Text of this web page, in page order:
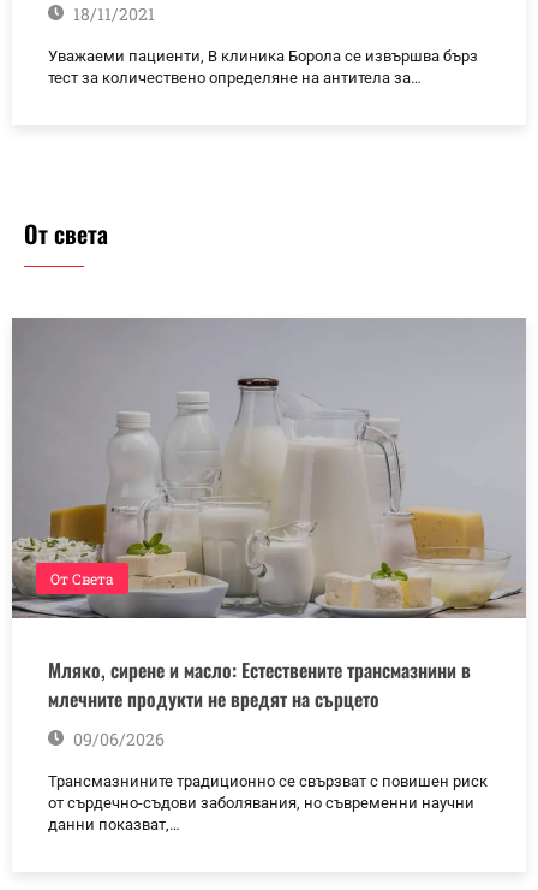
18/11/2021
Уважаеми пациенти, В клиника Борола се извършва бърз
тест за количествено определяне на антитела за…
От света
От Света
Мляко, сирене и масло: Естествените трансмазнини в
млечните продукти не вредят на сърцето
09/06/2026
Трансмазнините традиционно се свързват с повишен риск
от сърдечно-съдови заболявания, но съвременни научни
данни показват,…